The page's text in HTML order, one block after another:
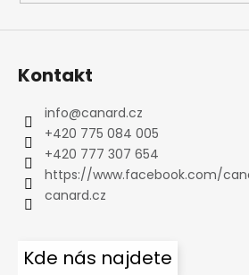
Kontakt
info@canard.cz
+420 775 084 005
+420 777 307 654
https://www.facebook.com/
canard.cz
Kde nás najdete